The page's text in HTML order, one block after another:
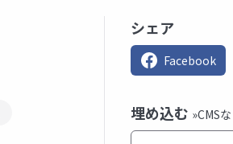
シェア
Facebook
埋め込む »CMS